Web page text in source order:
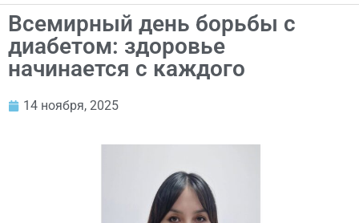
Всемирный день борьбы с
диабетом: здоровье
начинается с каждого
14 ноября, 2025